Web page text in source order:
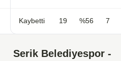
%18Kaybetti 19 %56 7
Serik Belediyespor -